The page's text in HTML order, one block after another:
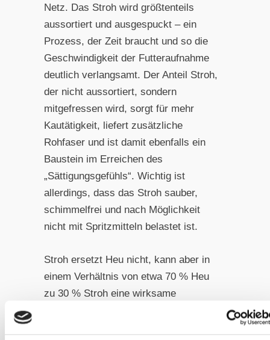
Netz. Das Stroh wird größtenteils
aussortiert und ausgespuckt – ein
Prozess, der Zeit braucht und so die
Geschwindigkeit der Futteraufnahme
deutlich verlangsamt. Der Anteil Stroh,
der nicht aussortiert, sondern
mitgefressen wird, sorgt für mehr
Kautätigkeit, liefert zusätzliche
Rohfaser und ist damit ebenfalls ein
Baustein im Erreichen des
„Sättigungsgefühls“. Wichtig ist
allerdings, dass das Stroh sauber,
schimmelfrei und nach Möglichkeit
nicht mit Spritzmitteln belastet ist.
Stroh ersetzt Heu nicht, kann aber in
einem Verhältnis von etwa 70 % Heu
zu 30 % Stroh eine wirksame